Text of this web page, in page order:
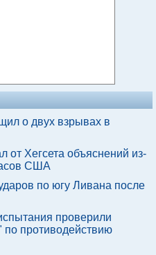
о двух взрывах в
от Хегсета объяснений из-
США
по югу Ливана после
проверили
противодействию